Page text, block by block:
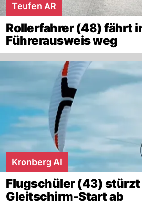
Teufen AR
Rollerfahrer (48) fährt
Führerausweis weg
Kronberg AI
Flugschüler (43) stürzt
Gleitschirm-Start ab